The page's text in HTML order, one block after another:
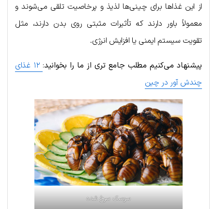
از این غذاها برای چینی‌ها لذیذ و پرخاصیت تلقی می‌شوند و
معمولاً باور دارند که تأثیرات مثبتی روی بدن دارند، مثل
تقویت سیستم ایمنی یا افزایش انرژی.
پیشنهاد می‌کنیم مطلب جامع تری از ما را بخوانید:
۱۲ غذای
چندش آور در چین
سوسک سرخ شده